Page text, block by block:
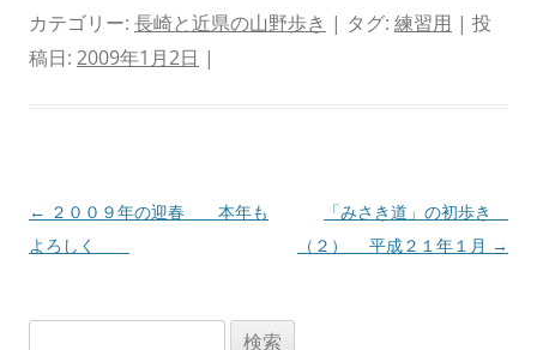
カテゴリー: 長崎と近県の山野歩き | タグ: 練習用 | 投
稿日: 2009年1月2日 |
投
稿
← ２００９年の迎春 本年も
よろしく
「みさき道」の初歩き
（２） 平成２１年１月 →